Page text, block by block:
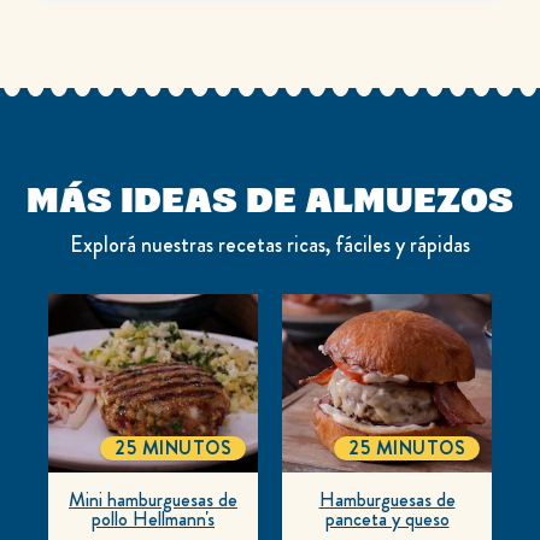
MÁS IDEAS DE ALMUEZOS
Explorá nuestras recetas ricas, fáciles y rápidas
Mini hamburguesas de
pollo Hellmann's
TOTALTIME
25 MINUTOS
Hamburguesas de
panceta y queso
TOTALTIME
25 MINUTOS